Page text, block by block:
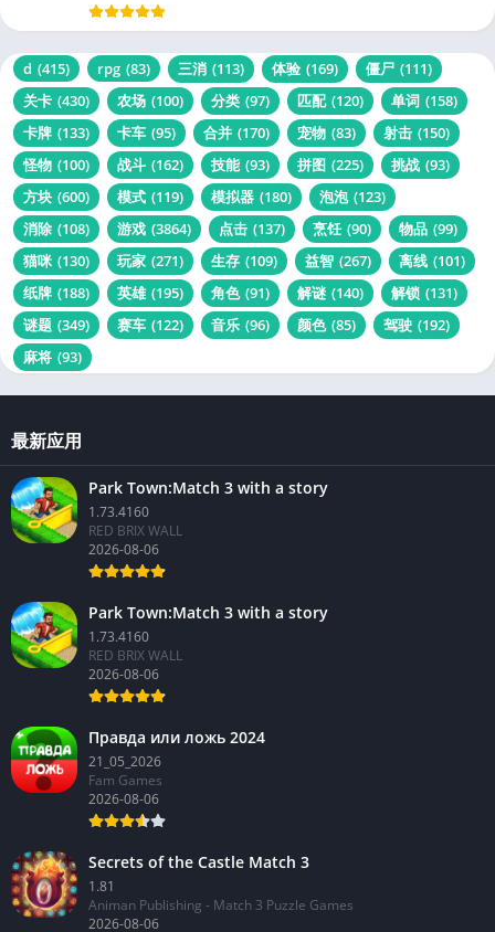
d (415) rpg (83) 三消 (113) 体验 (169) 僵尸 (111)
关卡 (430) 农场 (100) 分类 (97) 匹配 (120) 单词 (158)
卡牌 (133) 卡车 (95) 合并 (170) 宠物 (83) 射击 (150)
怪物 (100) 战斗 (162) 技能 (93) 拼图 (225) 挑战 (93)
方块 (600) 模式 (119) 模拟器 (180) 泡泡 (123)
消除 (108) 游戏 (3864) 点击 (137) 烹饪 (90) 物品 (99)
猫咪 (130) 玩家 (271) 生存 (109) 益智 (267) 离线 (101)
纸牌 (188) 英雄 (195) 角色 (91) 解谜 (140) 解锁 (131)
谜题 (349) 赛车 (122) 音乐 (96) 颜色 (85) 驾驶 (192)
麻将 (93)
最新应用
Park Town:Match 3 with a story
1.73.4160
RED BRIX WALL
2026-08-06
Park Town:Match 3 with a story
1.73.4160
RED BRIX WALL
2026-08-06
Правда или ложь 2024
21_05_2026
Fam Games
2026-08-06
Secrets of the Castle Match 3
1.81
Animan Publishing - Match 3 Puzzle Games
2026-08-06